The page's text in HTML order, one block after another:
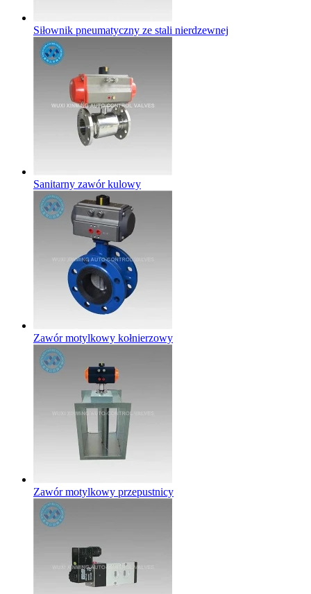
Siłownik pneumatyczny ze stali nierdzewnej
Sanitarny zawór kulowy
Zawór motylkowy kołnierzowy
Zawór motylkowy przepustnicy